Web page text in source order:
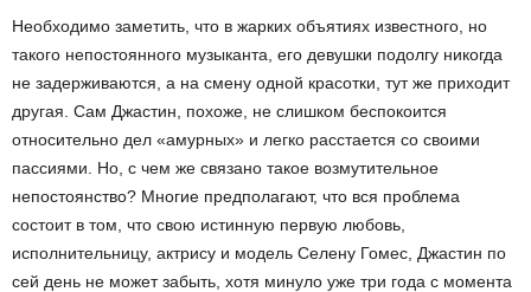
Необходимо заметить, что в жарких объятиях известного, но
такого непостоянного музыканта, его девушки подолгу никогда
не задерживаются, а на смену одной красотки, тут же приходит
другая. Сам Джастин, похоже, не слишком беспокоится
относительно дел «амурных» и легко расстается со своими
пассиями. Но, с чем же связано такое возмутительное
непостоянство? Многие предполагают, что вся проблема
состоит в том, что свою истинную первую любовь,
исполнительницу, актрису и модель Селену Гомес, Джастин по
сей день не может забыть, хотя минуло уже три года с момента